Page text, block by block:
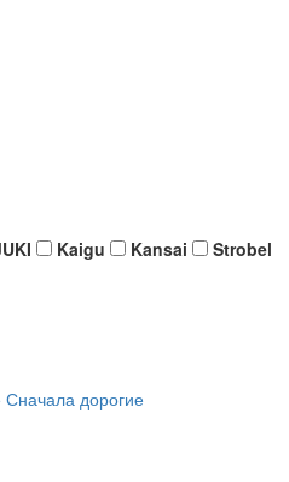
Kaigu Kansai Strobel
Сначала дорогие